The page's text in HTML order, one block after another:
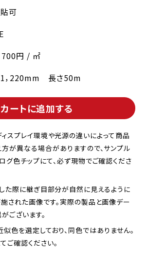
可
700円 / ㎡
，220mm 長さ50m
カートに追加する
スプレイ環境や光源の違いによって商品
が異なる場合がありますので、サンプル
グ色チップにて、必ず現物でご確認くださ
た際に継ぎ目部分が自然に見えるように
された画像です。実際の製品と画像デー
ございます。
色を選定しており、同色ではありません。
ご確認ください。